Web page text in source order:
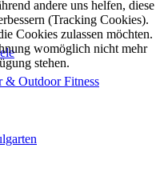
& Outdoor Fitness
andere uns helfen, diese
(Tracking Cookies).
Cookies zulassen möchten.
womöglich nicht mehr
stehen.